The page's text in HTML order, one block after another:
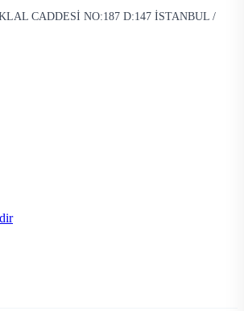
CADDESİ NO:187 D:147 İSTANBUL /